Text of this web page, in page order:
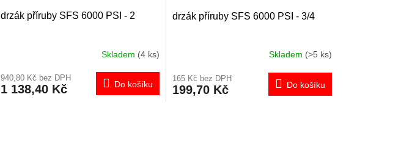
drzák příruby SFS 6000 PSI - 2
Skladem (4 ks)
940,80 Kč bez DPH
1 138,40 Kč Do košíku
drzák příruby SFS 6000 PSI - 3/4
Skladem (>5 ks)
165 Kč bez DPH
199,70 Kč Do košíku